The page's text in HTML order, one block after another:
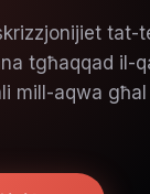
tat-
tgħaqqad il-
mill-aqwa